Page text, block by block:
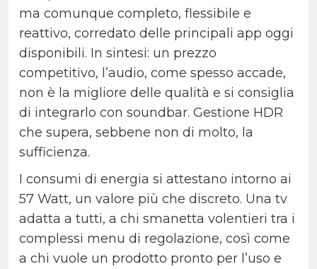
ma comunque completo, flessibile e
reattivo, corredato delle principali app oggi
disponibili. In sintesi: un prezzo
competitivo, l’audio, come spesso accade,
non è la migliore delle qualità e si consiglia
di integrarlo con soundbar. Gestione HDR
che supera, sebbene non di molto, la
sufficienza.
I consumi di energia si attestano intorno ai
57 Watt, un valore più che discreto. Una tv
adatta a tutti, a chi smanetta volentieri tra i
complessi menu di regolazione, così come
a chi vuole un prodotto pronto per l’uso e